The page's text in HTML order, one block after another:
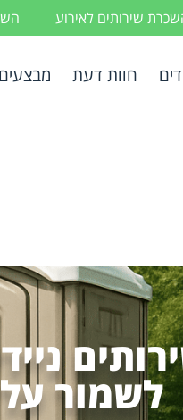
שירותים לאירוע
חוות דעת מבצעים
לשמור על